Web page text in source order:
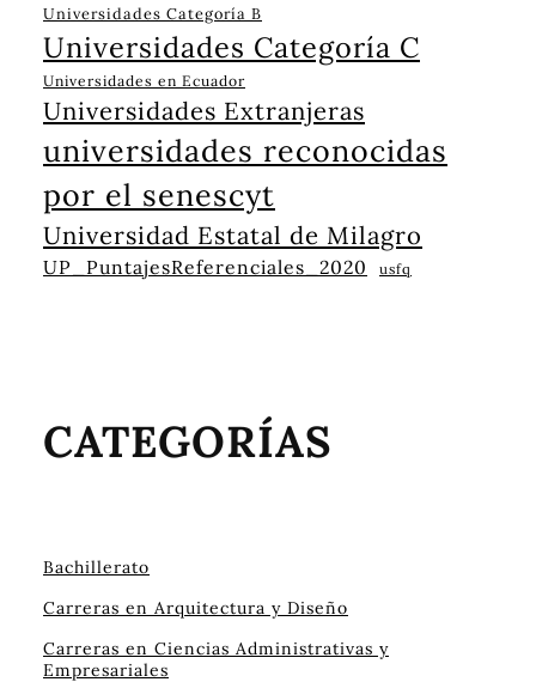
Universidades Categoría B
Universidades Categoría C
Universidades en Ecuador
Universidades Extranjeras
universidades reconocidas
por el senescyt
Universidad Estatal de Milagro
UP_PuntajesReferenciales_2020 usfq
CATEGORÍAS
Bachillerato
Carreras en Arquitectura y Diseño
Carreras en Ciencias Administrativas y
Empresariales